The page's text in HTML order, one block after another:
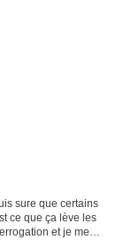
sure que certains
ce que ça lève les
et je me